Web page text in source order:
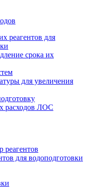
реагентов для
срока их
для увеличения
расходов ЛОС
реагентов
для водоподготовки